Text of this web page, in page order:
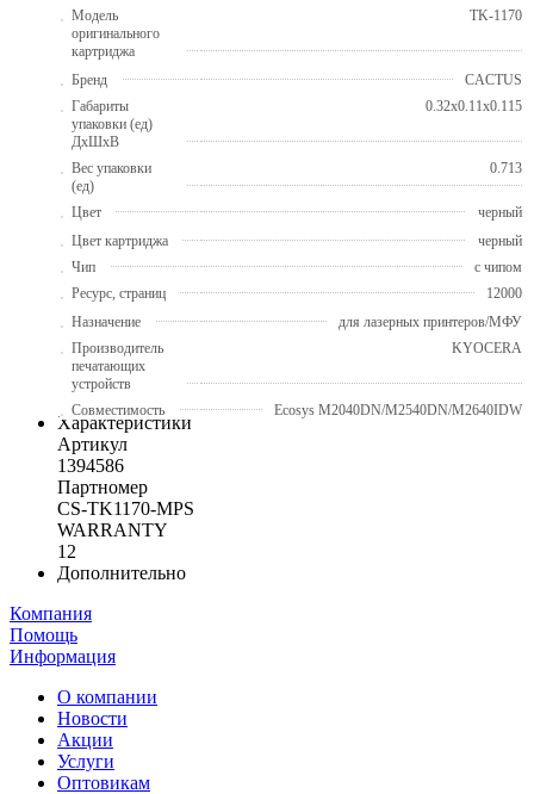
Модель
оригинального
картриджа
TK-1170
Бренд
CACTUS
Габариты
упаковки (ед)
ДхШхВ
0.32x0.11x0.115
Вес упаковки
(ед)
0.713
Цвет
черный
Цвет картриджа
черный
Чип
с чипом
Ресурс, страниц
12000
Назначение
для лазерных принтеров/МФУ
Производитель
печатающих
устройств
KYOCERA
Совместимость Ecosys M2040DN/M2540DN/M2640IDW
Характеристики
Артикул
1394586
Партномер
CS-TK1170-MPS
WARRANTY
12
Дополнительно
Компания
Помощь
Информация
О компании
Новости
Акции
Услуги
Оптовикам